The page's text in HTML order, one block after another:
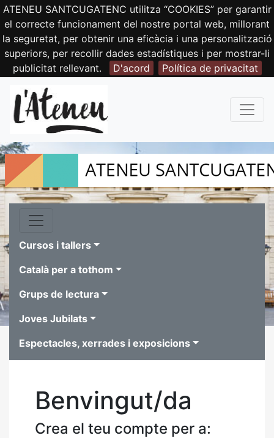
ATENEU SANTCUGATENC utilitza “COOKIES” per garantir
el correcte funcionament del nostre portal web, millorant
la seguretat, per obtenir una eficàcia i una personalització
superiors, per recollir dades estadístiques i per mostrar-li
publicitat rellevant.
D'acord Política de privacitat
Cursos i tallers
Català per a tothom
Grups de lectura
Joves Jubilats
Espectacles, xerrades i exposicions
Benvingut/da
Crea el teu compte per a: